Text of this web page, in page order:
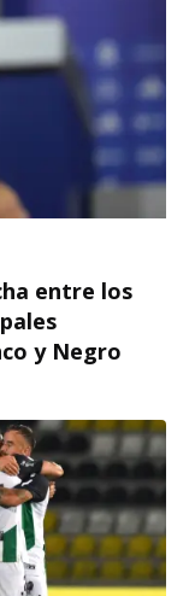
entre los
y Negro